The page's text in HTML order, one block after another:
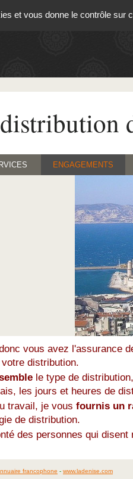
ENGAGEMENTS
vous avez l'assurance
distribution.
le type de
les jours et heures de
travail, je vous fournis un
de distribution.
des personnes qui disent
francophone - www.ladenise.com
et vous donne le contrôle sur